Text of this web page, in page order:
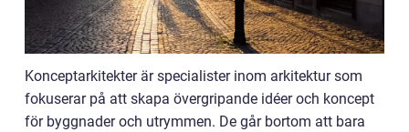
Konceptarkitekter är specialister inom arkitektur som
fokuserar på att skapa övergripande idéer och koncept
för byggnader och utrymmen. De går bortom att bara